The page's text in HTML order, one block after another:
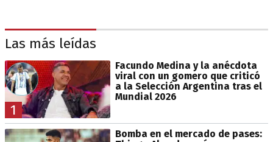
Las más leídas
1
Facundo Medina y la anécdota
viral con un gomero que criticó
a la Selección Argentina tras el
Mundial 2026
Bomba en el mercado de pases: